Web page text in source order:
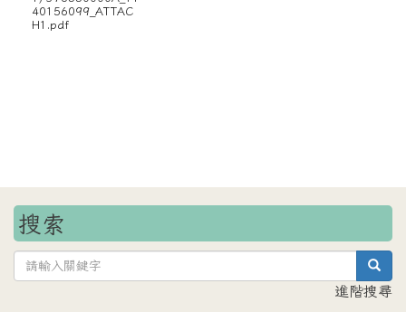
40156099_ATTAC
H1.pdf
搜索
進階搜尋